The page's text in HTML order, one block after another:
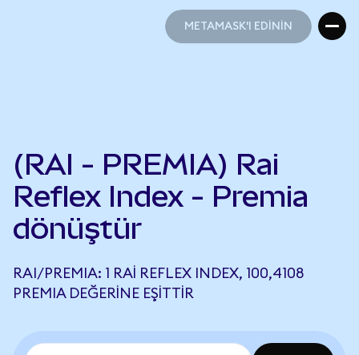
METAMASK'I EDİNİN
(RAI - PREMIA) Rai
Reflex Index - Premia
dönüştür
RAI/PREMIA: 1 RAI REFLEX INDEX, 100,4108
PREMIA DEĞERINE EŞITTIR